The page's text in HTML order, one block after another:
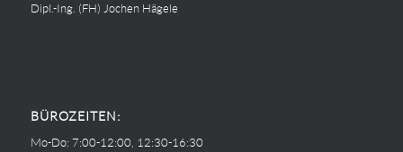
Dipl.-Ing. (FH) Jochen Hägele
BÜROZEITEN:
Mo-Do: 7:00-12:00, 12:30-16:30